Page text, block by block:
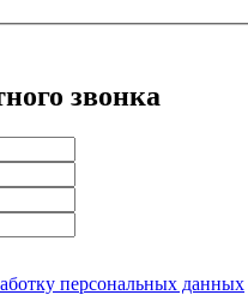
звонка
персональных данных